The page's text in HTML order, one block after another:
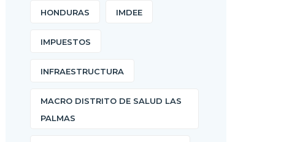
HONDURAS IMDEE
IMPUESTOS
INFRAESTRUCTURA
MACRO DISTRITO DE SALUD LAS
PALMAS